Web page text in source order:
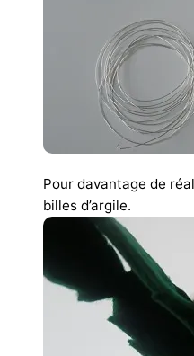
Pour davantage de
billes d’argile.